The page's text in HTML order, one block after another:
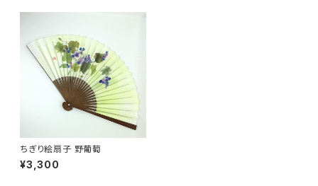
ちぎり絵扇子 野葡萄
¥3,300